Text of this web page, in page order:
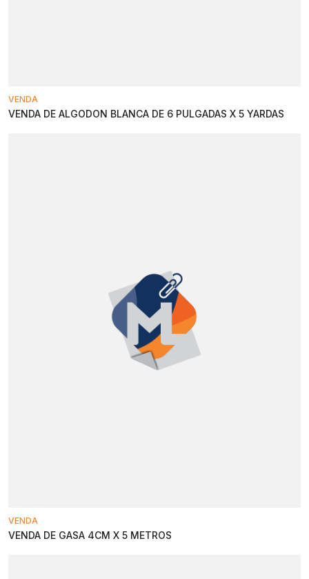
VENDA
VENDA DE ALGODON BLANCA DE 6 PULGADAS X 5 YARDAS
VENDA
VENDA DE GASA 4CM X 5 METROS